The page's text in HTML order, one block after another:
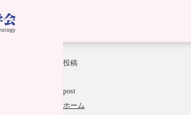
投稿
post
ホーム